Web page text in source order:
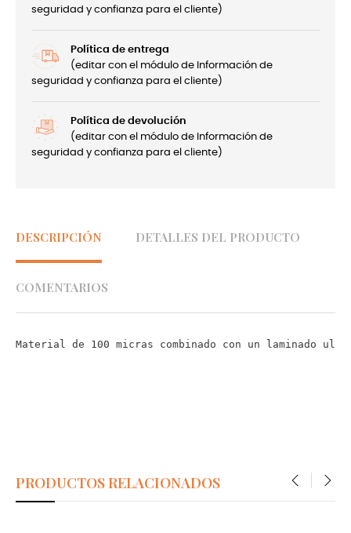
seguridad y confianza para el cliente)
Política de entrega
(editar con el módulo de Información de
seguridad y confianza para el cliente)
Política de devolución
(editar con el módulo de Información de
seguridad y confianza para el cliente)
DESCRIPCIÓN DETALLES DEL PRODUCTO
COMENTARIOS
Material de 100 micras combinado con un laminado
PRODUCTOS RELACIONADOS